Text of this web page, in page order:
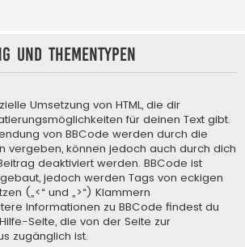
und Thementypen
Umsetzung von HTML, die dir
für deinen Text gibt.
von BBCode werden durch die
vergeben, können jedoch auch durch dich
deaktiviert werden. BBCode ist
jedoch werden Tags von eckigen
(„<“ und „>“) Klammern
Informationen zu BBCode findest du
Seite, die von der Seite zur
zugänglich ist.